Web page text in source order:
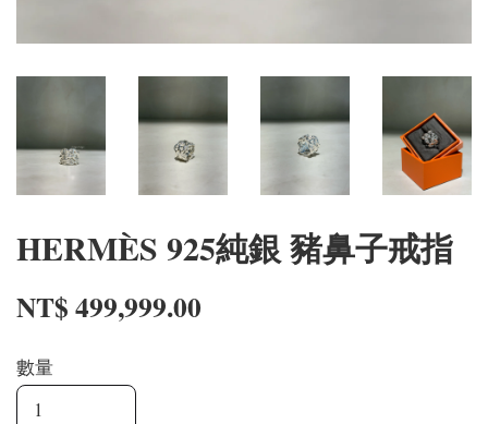
HERMÈS 925純銀 豬鼻子戒指
NT$ 499,999.00
數量